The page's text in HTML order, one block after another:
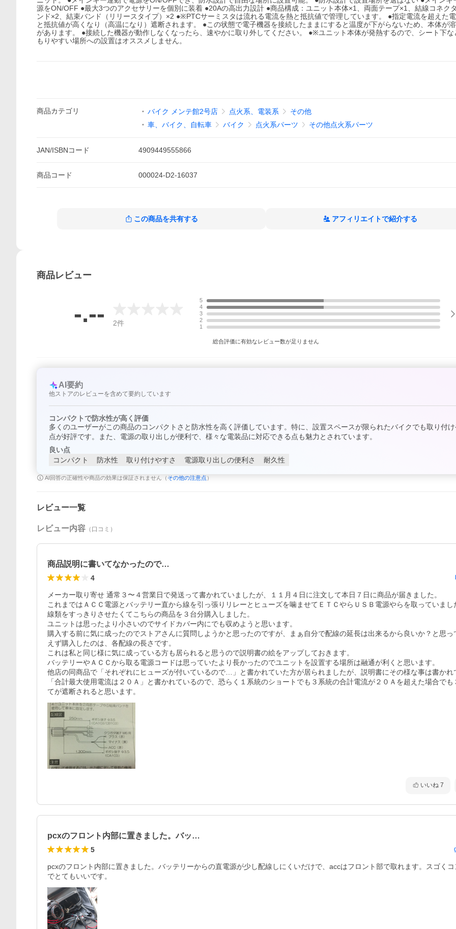
源をON/OFF ●最大3つのアクセサリーを個別に装着 ●20Aの高出力設計 ●商品構成：ユニット本体×1、両面テープ×1、結線コネク
ンド×2、結束バンド（リリースタイプ）×2 ●※PTCサーミスタは流れる電流を熱と抵抗値で管理しています。 ●指定電流を超えた
と抵抗値が高くなり（高温になり）遮断されます。 ●この状態で電子機器を接続したままにすると温度が下がらないため、本体が
があります。 ●接続した機器が動作しなくなったら、速やかに取り外してください。 ●※ユニット本体が発熱するので、シート下な
もりやすい場所への設置はオススメしません。
商品カテゴリ バイク メンテ館2号店 点火系、電装系
その他
車、バイク、自転車
バイク 点火系パーツ その他点火系パーツ
JAN/ISBNコード 4909449555866
商品コード 000024-D2-16037
この商品を共有する アフィリエイトで紹介する
商品レビュー
-.-- 2件
5
4
3
2
1
総合評価に有効なレビュー数が足りません
AI要約
他ストアのレビューを含めて要約しています
コンパクトで防水性が高く評価
多くのユーザーがこの商品のコンパクトさと防水性を高く評価しています。特に、設置スペースが限られたバイクでも取り付
点が好評です。また、電源の取り出しが便利で、様々な電装品に対応できる点も魅力とされています。
良い点
コンパクト
防水性 取り付けやすさ 電源取り出しの便利さ 耐久性
AI回答の正確性や商品の効果は保証されません（ その他の注意点 ）
レビュー一覧
レビュー内容 （口コミ）
商品説明に書いてなかったので…
4
メーカー取り寄せ 通常３〜４営業日で発送って書かれていましたが、１１月４日に注文して本日７日に商品が届きました。
これまではＡＣＣ電源とバッテリー直から線を引っ張りリレーとヒューズを噛ませてＥＴＣやらＵＳＢ電源やらを取っていまし
線類をすっきりさせたくてこちらの商品を３台分購入しました。
ユニットは思ったより小さいのでサイドカバー内にでも収めようと思います。
購入する前に気に成ったのでストアさんに質問しようかと思ったのですが、まぁ自分で配線の延長は出来るから良いか？と思っ
えず購入したのは、各配線の長さです。
これは私と同じ様に気に成っている方も居られると思うので説明書の絵をアップしておきます。
バッテリーやＡＣＣから取る電源コードは思っていたより長かったのでユニットを設置する場所は融通が利くと思います。
他店の同商品で「それぞれにヒューズが付いているので…」と書かれていた方が居られましたが、説明書にその様な事は書かれ
「合計最大使用電流は２０Ａ」と書かれているので、恐らく１系統のショートでも３系統の合計電流が２０Ａを超えた場合でも
てが遮断されると思います。
いいね 7
pcxのフロント内部に置きました。バッ…
5
pcxのフロント内部に置きました。バッテリーからの直電源が少し配線しにくいだけで、accはフロント部で取れます。スゴく
でとてもいいです。